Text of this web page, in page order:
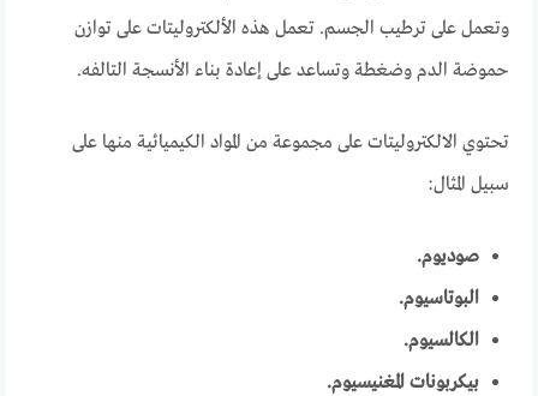
وتعمل على ترطيب الجسم. تعمل هذه الألكتروليتات على توازن
حموضة الدم وضغطة وتساعد على إعادة بناء الأنسجة التالفه.
تحتوي الالكتروليتات على مجموعة من المواد الكيميائية منها على
سبيل المثال:
صوديوم.
البوتاسيوم.
الكالسيوم.
بيكربونات المغنيسيوم.